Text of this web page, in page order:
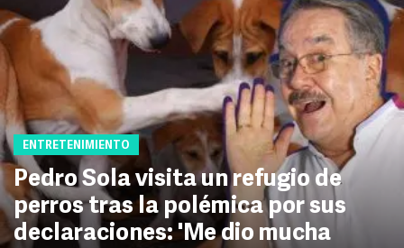
ENTRETENIMIENTO
Pedro Sola visita un refugio de
perros tras la polémica por sus
declaraciones: 'Me dio mucha